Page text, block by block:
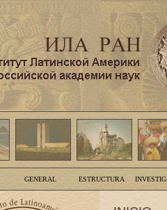
GENERAL ESTRUCTURA